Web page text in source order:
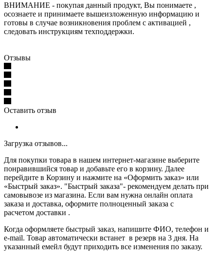
ВНИМАНИЕ - покупая данный продукт, Вы понимаете ,
осознаете и принимаете вышеизложенную информацию и
готовы в случае возникновения проблем с активацией ,
следовать инструкциям техподдержки.
Отзывы
Оставить отзыв
Загрузка отзывов...
Для покупки товара в нашем интернет-магазине выберите
понравившийся товар и добавьте его в корзину. Далее
перейдите в Корзину и нажмите на «Оформить заказ» или
«Быстрый заказ». "Быстрый заказа"- рекомендуем делать при
самовывозе из магазина. Если вам нужна онлайн оплата
заказа и доставка, оформите полноценный заказа с
расчетом доставки .
Когда оформляете быстрый заказ, напишите ФИО, телефон и
e-mail. Товар автоматически встанет в резерв на 3 дня. На
указанный емейл будут приходить все изменения по заказу.